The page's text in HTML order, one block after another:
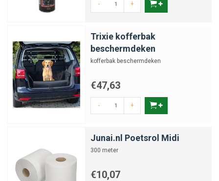
- +
Trixie kofferbak
beschermdeken
kofferbak beschermdeken
€47,63
- +
Junai.nl Poetsrol Midi
300 meter
€10,07